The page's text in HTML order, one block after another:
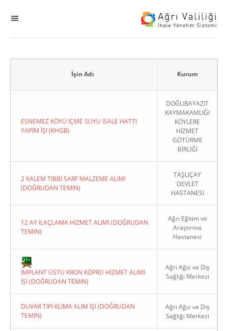
Sodes
Okul
Kapat
Copyright 2022. Ağrı Valiliği
İşin Adı Kurum
ESNEMEZ KÖYÜ İÇME SUYU İSALE HATTI
YAPIM İŞI (KHGB)
DOĞUBAYAZIT
KAYMAKAMLIĞI
KÖYLERE
HİZMET
GÖTÜRME
BİRLİĞİ
2 KALEM TIBBİ SARF MALZEME ALIMI
(DOĞRUDAN TEMIN)
TAŞLIÇAY
DEVLET
HASTANESİ
12 AY İLAÇLAMA HİZMET ALIMI (DOĞRUDAN
TEMIN)
Ağrı Eğitim ve
Araştırma
Hastanesi
İMPLANT ÜSTÜ KRON KÖPRÜ HİZMET ALIMI
İŞİ (DOĞRUDAN TEMIN)
Ağrı Ağız ve Diş
Sağlığı Merkezi
DUVAR TİPİ KLİMA ALIM İŞİ (DOĞRUDAN
TEMIN)
Ağrı Ağız ve Diş
Sağlığı Merkezi